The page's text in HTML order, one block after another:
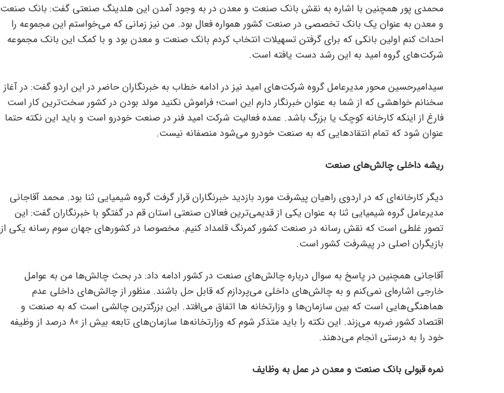
محمدی پور همچنین با اشاره به نقش بانک صنعت و معدن در به وجود آمدن این هلدینگ صنعتی گفت: بانک صنعت
و معدن به عنوان یک بانک تخصصی در صنعت کشور همواره فعال بود. من نیز زمانی که می‌خواستم این مجموعه را
احداث کنم اولین بانکی که برای گرفتن تسهیلات انتخاب کردم بانک صنعت و معدن بود و با کمک این بانک مجموعه
شرکت‌های گروه امید به این رشد دست یافته است.
سیدامیرحسین محور مدیرعامل گروه شرکت‌های امید نیز در ادامه خطاب به خبرنگاران حاضر در این اردو گفت: در آغاز
سخنانم خواهشی که از شما به عنوان خبرنگار دارم این است؛ فراموش نکنید مولد بودن در کشور سخت‌ترین کار است
فارغ از اینکه کارخانه کوچک یا بزرگ باشد. عمده فعالیت شرکت امید فنر در صنعت خودرو است و باید این نکته حتما
عنوان شود که تمام انتقاد‌هایی که به صنعت خودرو می‌شود منصفانه نیست.
ریشه‌ داخلی چالش‌های صنعت
دیگر کارخانه‌ای که در اردوی راهیان پیشرفت مورد بازدید خبرنگاران قرار گرفت گروه شیمیایی ثنا بود. محمد آقاجانی
مدیرعامل گروه شیمیایی ثنا به عنوان یکی از قدیمی‌ترین فعالان صنعتی استان قم در گفتگو با خبرنگاران گفت: این
تصور غلطی است که نقش رسانه در صنعت کشور کمرنگ قلمداد کنیم. مخصوصا در کشورهای جهان سوم رسانه یکی از
بازیگران اصلی در پیشرفت کشور است.
آقاجانی همچنین در پاسخ به سوال درباره چالش‌های صنعت در کشور ادامه داد: در بحث چالش‌ها من به عوامل
خارجی اشاره‌ای نمی‌کنم و به چالش‌های داخلی می‌پردازم که قابل حل باشند. منظور از چالش‌های داخلی عدم
هماهنگی‌هایی است که بین سازمان‌ها و وزارتخانه ها اتفاق می‌افتد. این بزرگترین چالشی است که به صنعت و
اقتصاد کشور ضربه می‌زند. این نکته را باید متذکر شوم که وزارتخانه‌ها سازمان‌های تابعه بیش از 80 درصد از وظیفه
خود را به درستی انجام می‌دهند.
نمره قبولی بانک صنعت و معدن در عمل به وظایف